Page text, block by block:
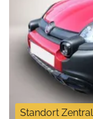
Standort